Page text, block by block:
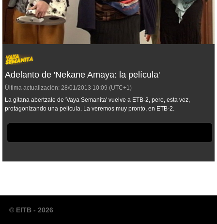
Adelanto de 'Nekane Amaya: la película'
Última actualización: 28/01/2013 10:09 (UTC+1)
La gitana abertzale de 'Vaya Semanita' vuelve a ETB-2, pero, esta vez,
protagonizando una película. La veremos muy pronto, en ETB-2.
© EITB - 2026